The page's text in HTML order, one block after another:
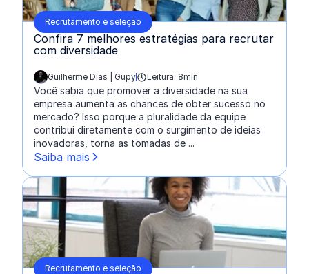
Recrutamento e seleção
Confira 7 melhores estratégias para recrutar
com diversidade
escrito por:
Guilherme Dias | Gupy Leitura: 8min
Você sabia que promover a diversidade na sua
empresa aumenta as chances de obter sucesso no
mercado? Isso porque a pluralidade da equipe
contribui diretamente com o surgimento de ideias
inovadoras, torna as tomadas de ...
Saiba mais
Recrutamento e seleção